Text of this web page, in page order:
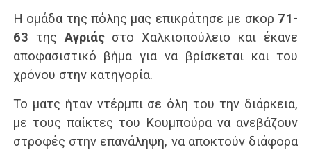
Η ομάδα της πόλης μας επικράτησε με σκορ 71-
63 της Αγριάςστο Χαλκιοπούλειο και έκανε
αποφασιστικό βήμα για να βρίσκεται και του
χρόνου στην κατηγορία.
Το ματς ήταν ντέρμπι σε όλη του την διάρκεια,
με τους παίκτες του Κουμπούρα να ανεβάζουν
στροφές στην επανάληψη, να αποκτούν διάφορα